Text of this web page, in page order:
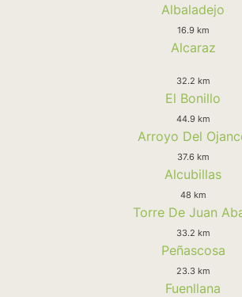
Albaladejo
16.9 km
Alcaraz
32.2 km
El Bonillo
44.9 km
Arroyo Del
37.6 km
Alcubillas
48 km
Torre De Juan
33.2 km
Peñascosa
23.3 km
Fuenllana